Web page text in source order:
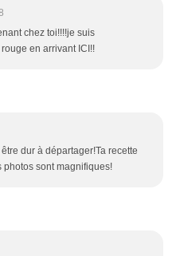
chez toi!!!!je suis
en arrivant ICI!!
dur à départager!Ta recette
photos sont magnifiques!